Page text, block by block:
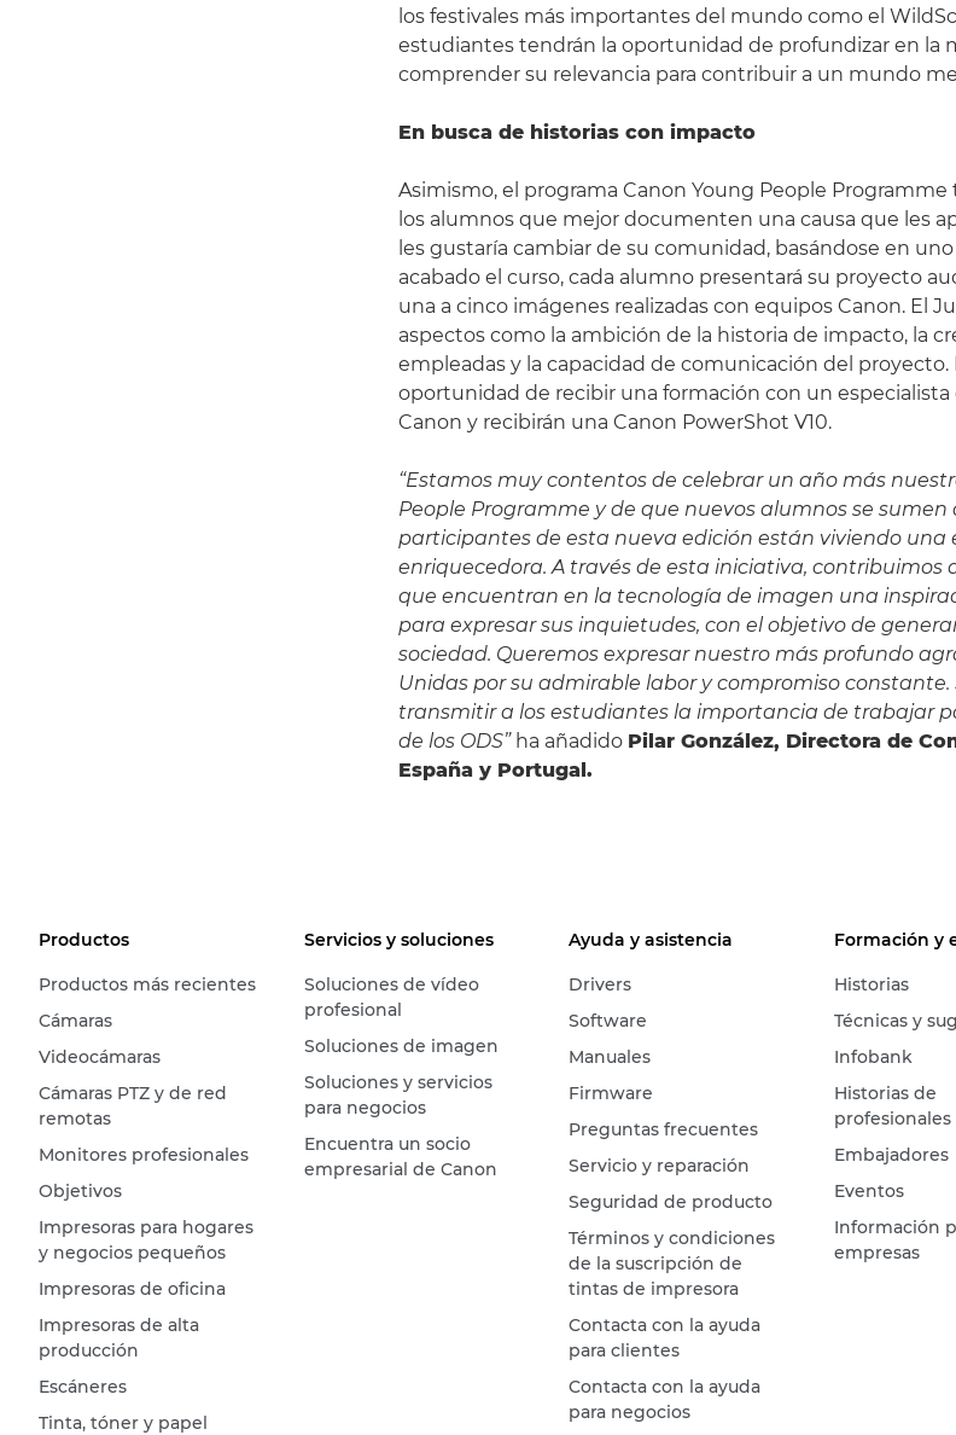
los festivales más importantes del mundo como el
estudiantes tendrán la oportunidad de profundizar en la
comprender su relevancia para contribuir a un mundo
En busca de historias con impacto
Asimismo, el programa Canon Young People
los alumnos que mejor documenten una causa que les
les gustaría cambiar de su comunidad, basándose en uno
acabado el curso, cada alumno presentará su proyecto
una a cinco imágenes realizadas con equipos Canon. El
aspectos como la ambición de la historia de impacto, la
empleadas y la capacidad de comunicación del proyecto.
oportunidad de recibir una formación con un especialista
Canon y recibirán una Canon PowerShot V10.
“Estamos muy contentos de celebrar un año más
People Programme y de que nuevos alumnos se sumen
participantes de esta nueva edición están viviendo una
enriquecedora. A través de esta iniciativa, contribuimos
que encuentran en la tecnología de imagen una
para expresar sus inquietudes, con el objetivo de
sociedad. Queremos expresar nuestro más profundo
Unidas por su admirable labor y compromiso constante.
transmitir a los estudiantes la importancia de trabajar
de los ODS”ha añadido Pilar González, Directora de
España y Portugal.
Productos
Productos más recientes
Cámaras
Videocámaras
Cámaras PTZ y de red
remotas
Monitores profesionales
Objetivos
Impresoras para hogares
y negocios pequeños
Impresoras de oficina
Impresoras de alta
producción
Escáneres
Tinta, tóner y papel
Servicios y soluciones
Soluciones de vídeo
profesional
Soluciones de imagen
Soluciones y servicios
para negocios
Encuentra un socio
empresarial de Canon
Ayuda y asistencia
Drivers
Software
Manuales
Firmware
Preguntas frecuentes
Servicio y reparación
Seguridad de producto
Términos y condiciones
de la suscripción de
tintas de impresora
Contacta con la ayuda
para clientes
Contacta con la ayuda
para negocios
Formación y
Historias
Técnicas y
Infobank
Historias de
profesionales
Embajadores
Eventos
Información
empresas